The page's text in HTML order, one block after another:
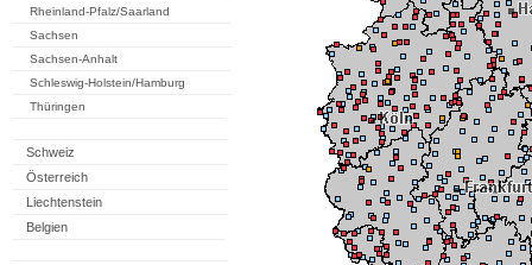
Rheinland-Pfalz/Saarland
Sachsen
Sachsen-Anhalt
Schleswig-Holstein/Hamburg
Thüringen
Schweiz
Österreich
Liechtenstein
Belgien